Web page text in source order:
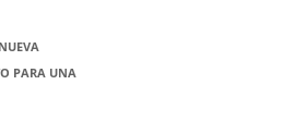
PARA UNA